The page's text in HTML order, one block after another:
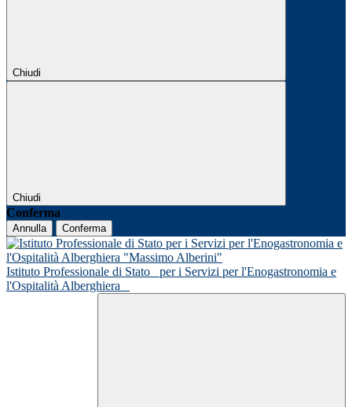
Chiudi
Chiudi
Conferma
Annulla Conferma
Istituto Professionale di Stato
per i Servizi per l'Enogastronomia e
l'Ospitalità Alberghiera